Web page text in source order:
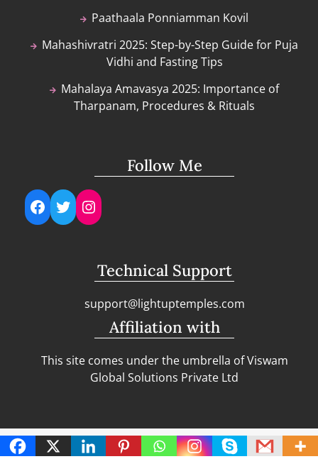
Paathaala Ponniamman Kovil
Mahashivratri 2025: Step-by-Step Guide for Puja
Vidhi and Fasting Tips
Mahalaya Amavasya 2025: Importance of
Tharpanam, Procedures & Rituals
Follow Me
Facebook
TwitterInstagram
Technical Support
support@lightuptemples.com
Affiliation with
This site comes under the umbrella of Viswam
Global Solutions Private Ltd